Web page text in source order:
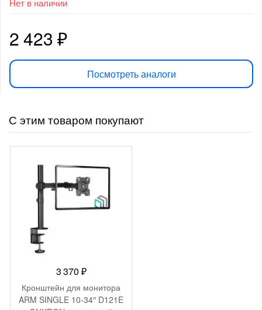
Нет в наличии
2 423₽
Посмотреть аналоги
С этим товаром покупают
3 370 ₽
Кронштейн для монитора
ARM SINGLE 10-34″ D121E